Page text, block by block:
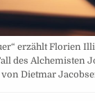
erzählt Florien
des Alchemisten
Dietmar